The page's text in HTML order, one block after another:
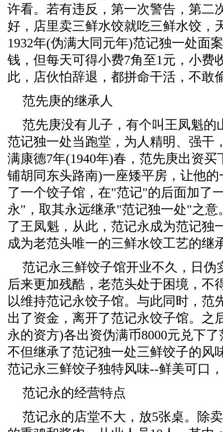
许看。若有违反，第一次警告，第二
好，店里卖三鲜水饺就吃三鲜水饺，
1932年(伪满大同元年)范记独一处面
钱，但每天可得小费7角至1元，小费
此，店伙怕辞退，都拼命干活，不敢
范先庚的继承人
范先庚没有儿子，有个叫王凤魁的
范记独一处当跑堂，为人精明、强干
满康德7年(1940年)春，范先庚出资
铺胡同东头路南)一座矮平房，让他
了一个饺子馆，在"范记"的后面加了
永"，取其永远继承"范记独一处"之
了王凤魁，从此，范记永成为范记独
成为老范头唯一的三鲜水饺工艺的继
范记永三鲜饺子馆开业不久，日伪
后来更加残酷，老范头处于困境，不
以维持范记永饺子馆。与此同时，范
出了资金，离开了范记永饺子馆。之
永的资方)各出资伪满币8000元兑下
不但继承了范记独一处三鲜饺子的风
范记永三鲜饺子独特风味--鲜美可口
范记永的经营特点
范记永的店堂不大，放5张桌。除